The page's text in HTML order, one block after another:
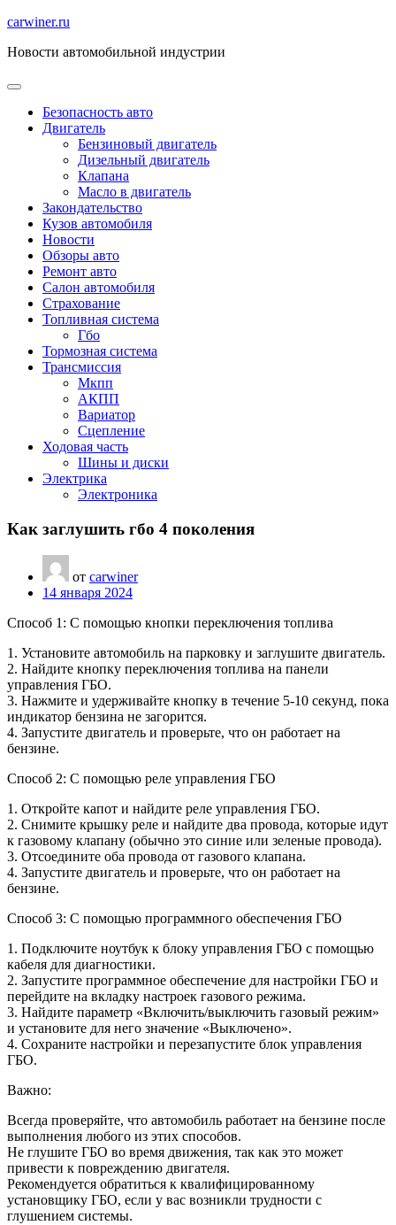
Перейти
содержимому
carwiner.ru
Новости автомобильной индустрии
Безопасность авто
Двигатель
Бензиновый двигатель
Дизельный двигатель
Клапана
Масло в двигатель
Закондательство
Кузов автомобиля
Новости
Обзоры авто
Ремонт авто
Салон автомобиля
Страхование
Топливная система
Гбо
Тормозная система
Трансмиссия
Мкпп
АКПП
Вариатор
Сцепление
Ходовая часть
Шины и диски
Электрика
Электроника
Как заглушить гбо 4 поколения
от carwiner
14 января 2024
Способ 1: С помощью кнопки переключения топлива
1. Установите автомобиль на парковку и заглушите двигатель.
2. Найдите кнопку переключения топлива на панели
управления ГБО.
3. Нажмите и удерживайте кнопку в течение 5-10 секунд, пока
индикатор бензина не загорится.
4. Запустите двигатель и проверьте, что он работает на
бензине.
Способ 2: С помощью реле управления ГБО
1. Откройте капот и найдите реле управления ГБО.
2. Снимите крышку реле и найдите два провода, которые идут
к газовому клапану (обычно это синие или зеленые провода).
3. Отсоедините оба провода от газового клапана.
4. Запустите двигатель и проверьте, что он работает на
бензине.
Способ 3: С помощью программного обеспечения ГБО
1. Подключите ноутбук к блоку управления ГБО с помощью
кабеля для диагностики.
2. Запустите программное обеспечение для настройки ГБО и
перейдите на вкладку настроек газового режима.
3. Найдите параметр «Включить/выключить газовый режим»
и установите для него значение «Выключено».
4. Сохраните настройки и перезапустите блок управления
ГБО.
Важно:
Всегда проверяйте, что автомобиль работает на бензине после
выполнения любого из этих способов.
Не глушите ГБО во время движения, так как это может
привести к повреждению двигателя.
Рекомендуется обратиться к квалифицированному
установщику ГБО, если у вас возникли трудности с
глушением системы.